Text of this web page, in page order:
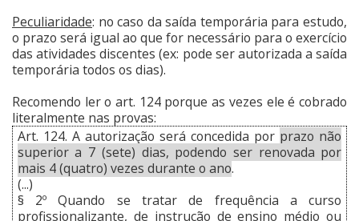
Peculiaridade: no caso da saída temporária para estudo,
o prazo será igual ao que for necessário para o exercício
das atividades discentes (ex: pode ser autorizada a saída
temporária todos os dias).
Recomendo ler o art. 124 porque as vezes ele é cobrado
literalmente nas provas:
Art. 124. A autorização será concedida por prazo não
superior a 7 (sete) dias, podendo ser renovada por
mais 4 (quatro) vezes durante o ano.
(...)
§ 2º Quando se tratar de frequência a curso
profissionalizante, de instrução de ensino médio ou